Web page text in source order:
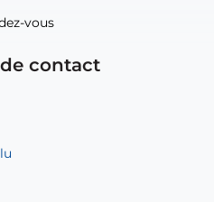
vous
contact
vous
: 83 48 21 61